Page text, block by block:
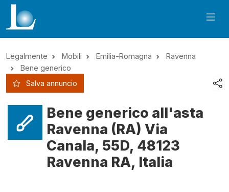
Legalmente Mobili Emilia-Romagna
Ravenna
Bene generico
Salva annuncio
Bene generico all'asta
Ravenna (RA) Via
Canala, 55D, 48123
Ravenna RA, Italia